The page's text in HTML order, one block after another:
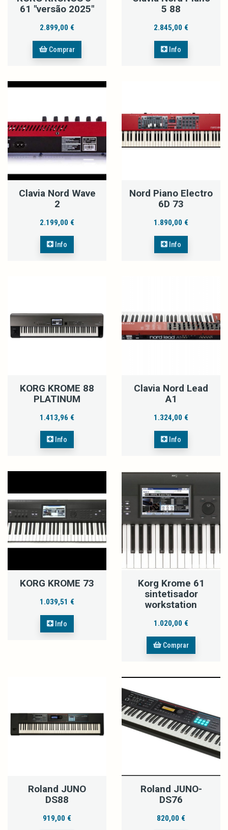
61 "versão 2025"
2.899,00 €
Comprar
5 88
2.845,00 €
Info
Clavia Nord Wave
2
2.199,00 €
Info
Nord Piano Electro
6D 73
1.890,00 €
Info
KORG KROME 88
PLATINUM
1.413,96 €
Info
Clavia Nord Lead
A1
1.324,00 €
Info
KORG KROME 73
1.039,51 €
Info
Korg Krome 61
sintetisador
workstation
1.020,00 €
Comprar
Roland JUNO
DS88
919,00 €
Roland JUNO-
DS76
820,00 €